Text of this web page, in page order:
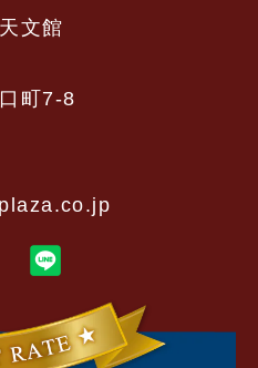
文館
町7-8